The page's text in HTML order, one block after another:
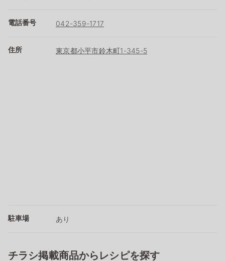
電話番号 042-359-1717
住所 東京都小平市鈴木町1-345-5
駐車場 あり
チラシ掲載商品からレシピを探す